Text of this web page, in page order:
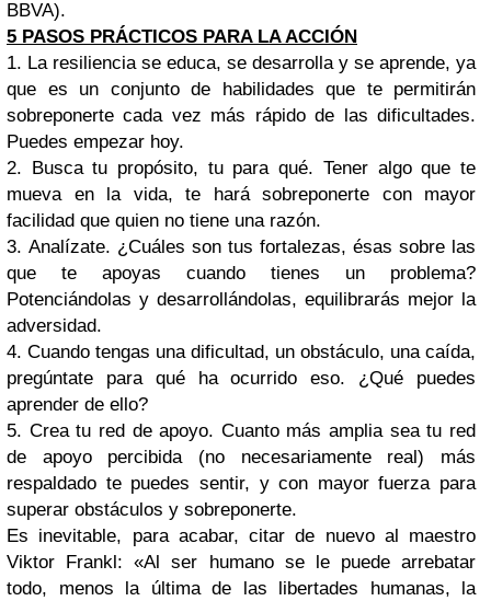
BBVA).
5 PASOS PRÁCTICOS PARA LA ACCIÓN
1. La resiliencia se educa, se desarrolla y se aprende, ya
que es un conjunto de habilidades que te permitirán
sobreponerte cada vez más rápido de las dificultades.
Puedes empezar hoy.
2. Busca tu propósito, tu para qué. Tener algo que te
mueva en la vida, te hará sobreponerte con mayor
facilidad que quien no tiene una razón.
3. Analízate. ¿Cuáles son tus fortalezas, ésas sobre las
que te apoyas cuando tienes un problema?
Potenciándolas y desarrollándolas, equilibrarás mejor la
adversidad.
4. Cuando tengas una dificultad, un obstáculo, una caída,
pregúntate para qué ha ocurrido eso. ¿Qué puedes
aprender de ello?
5. Crea tu red de apoyo. Cuanto más amplia sea tu red
de apoyo percibida (no necesariamente real) más
respaldado te puedes sentir, y con mayor fuerza para
superar obstáculos y sobreponerte.
Es inevitable, para acabar, citar de nuevo al maestro
Viktor Frankl: «Al ser humano se le puede arrebatar
todo, menos la última de las libertades humanas, la